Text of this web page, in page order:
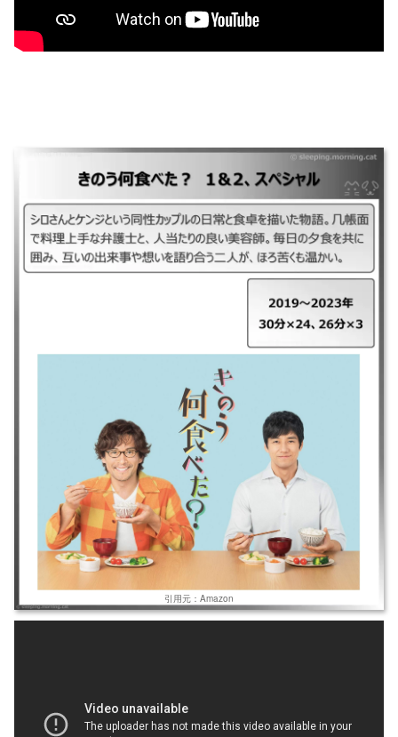
引用元：Amazon
×3 ｜シロさんとケンジという同性カップルの日常と食卓を描いた物語。
几帳面で料理上手な弁護士と、人当たりの良い美容師。毎日の夕食を共に
囲み、互いの出来事や想いを語り合う二人が、ほろ苦くも温かい。